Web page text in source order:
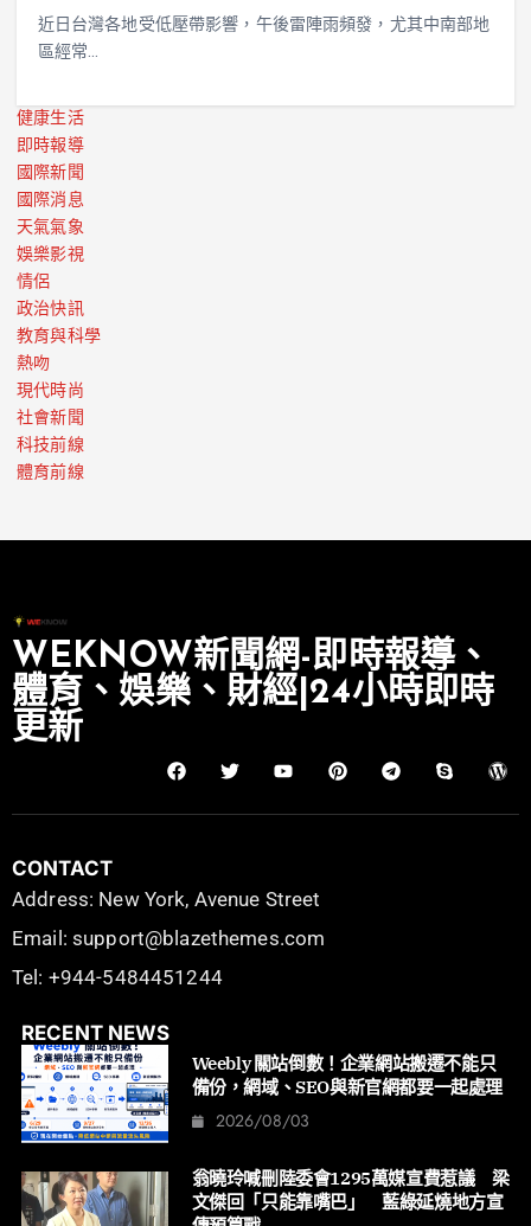
近日台灣各地受低壓帶影響，午後雷陣雨頻發，尤其中南部地
區經常…
健康生活
即時報導
國際新聞
國際消息
天氣氣象
娛樂影視
情侶
政治快訊
教育與科學
熱吻
現代時尚
社會新聞
科技前線
體育前線
WEKNOW新聞網-即時報導、
體育、娛樂、財經|24小時即時
更新
CONTACT
Address: New York, Avenue Street
Email: support@blazethemes.com
Tel: +944-5484451244
RECENT NEWS
Weebly 關站倒數！企業網站搬遷不能只
備份，網域、SEO與新官網都要一起處理
2026/08/03
翁曉玲喊刪陸委會1295萬媒宣費惹議 梁
文傑回「只能靠嘴巴」 藍綠延燒地方宣